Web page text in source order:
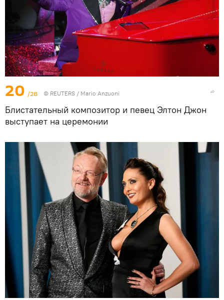
20 /28 © REUTERS / Mario Anzuoni
Блистательный композитор и певец Элтон Джон
выступает на церемонии